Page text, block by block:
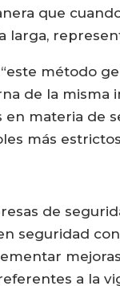
que
larga,
método
de la
materia de
más
de
seguridad
a la